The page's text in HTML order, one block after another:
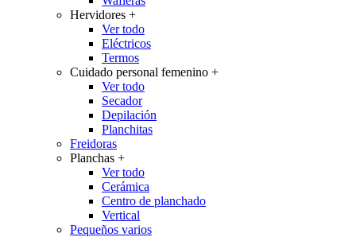
Hervidores +
Ver todo
Eléctricos
Termos
Cuidado personal femenino +
Ver todo
Secador
Depilación
Planchitas
Freidoras
Planchas +
Ver todo
Cerámica
Centro de planchado
Vertical
Pequeños varios